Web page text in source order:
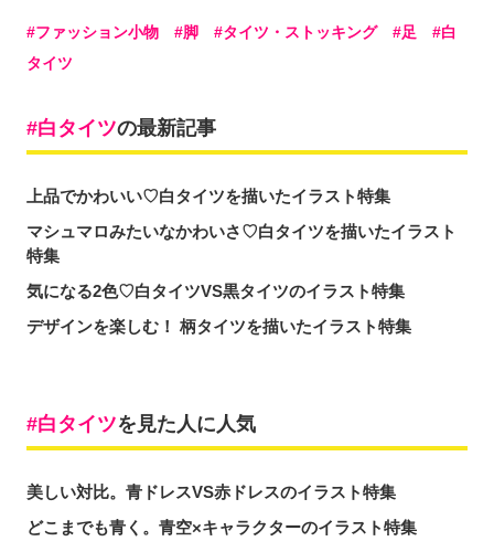
ファッション小物 脚 タイツ・ストッキング 足
白
タイツ
白タイツの最新記事
上品でかわいい♡白タイツを描いたイラスト特集
マシュマロみたいなかわいさ♡白タイツを描いたイラスト
特集
気になる2色♡白タイツVS黒タイツのイラスト特集
デザインを楽しむ！ 柄タイツを描いたイラスト特集
白タイツを見た人に人気
美しい対比。青ドレスVS赤ドレスのイラスト特集
どこまでも青く。青空×キャラクターのイラスト特集